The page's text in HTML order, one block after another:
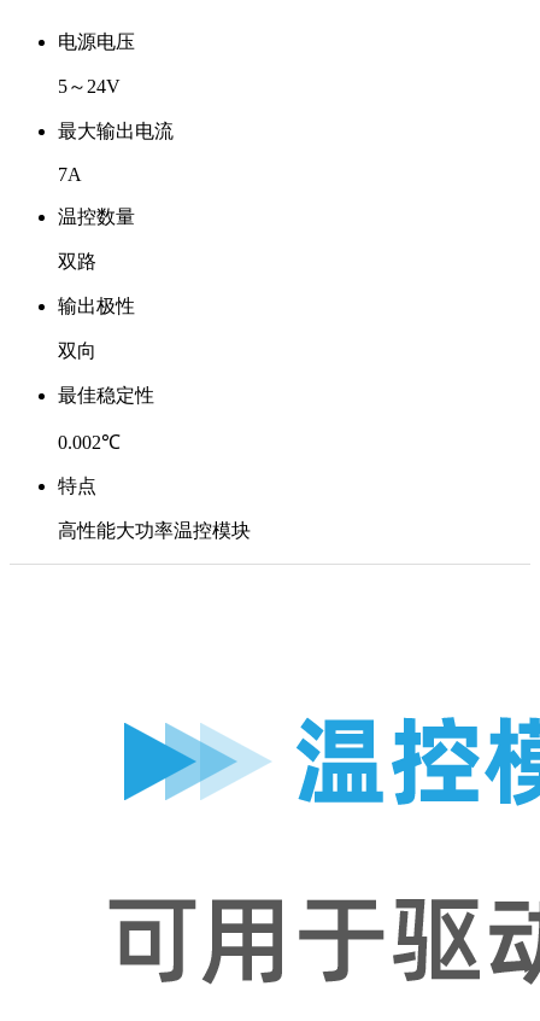
电源电压
5～24V
最大输出电流
7A
温控数量
双路
输出极性
双向
最佳稳定性
0.002℃
特点
高性能大功率温控模块